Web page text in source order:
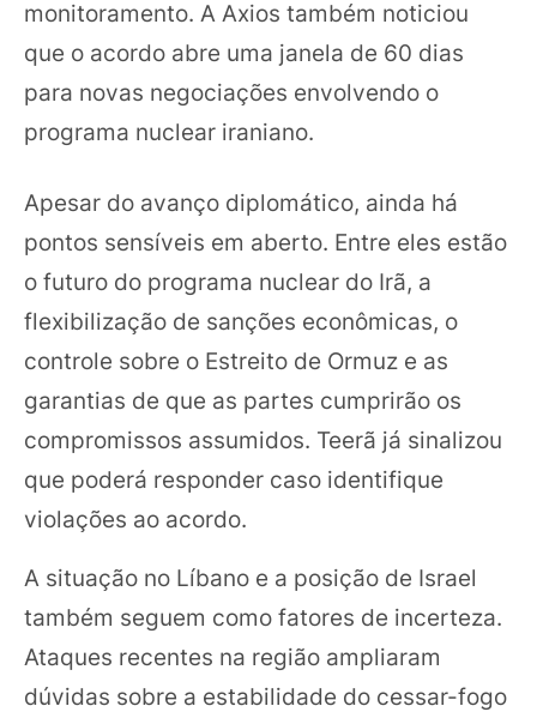
monitoramento. A Axios também noticiou
que o acordo abre uma janela de 60 dias
para novas negociações envolvendo o
programa nuclear iraniano.
Apesar do avanço diplomático, ainda há
pontos sensíveis em aberto. Entre eles estão
o futuro do programa nuclear do Irã, a
flexibilização de sanções econômicas, o
controle sobre o Estreito de Ormuz e as
garantias de que as partes cumprirão os
compromissos assumidos. Teerã já sinalizou
que poderá responder caso identifique
violações ao acordo.
A situação no Líbano e a posição de Israel
também seguem como fatores de incerteza.
Ataques recentes na região ampliaram
dúvidas sobre a estabilidade do cessar-fogo